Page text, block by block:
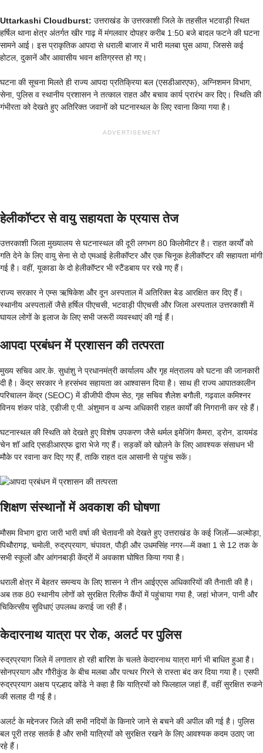
Uttarkashi Cloudburst: उत्तराखंड के उत्तरकाशी जिले के तहसील भटवाड़ी स्थित
हर्षिल थाना क्षेत्र अंतर्गत खीर गाढ़ में मंगलवार दोपहर करीब 1:50 बजे बादल फटने की घटना
सामने आई। इस प्राकृतिक आपदा से धराली बाजार में भारी मलबा घुस आया, जिससे कई
होटल, दुकानें और आवासीय भवन क्षतिग्रस्त हो गए।
घटना की सूचना मिलते ही राज्य आपदा प्रतिक्रिया बल (एसडीआरएफ), अग्निशमन विभाग,
सेना, पुलिस व स्थानीय प्रशासन ने तत्काल राहत और बचाव कार्य प्रारंभ कर दिए। स्थिति की
गंभीरता को देखते हुए अतिरिक्त जवानों को घटनास्थल के लिए रवाना किया गया है।
ADVERTISEMENT
हेलीकॉप्टर से वायु सहायता के प्रयास तेज
उत्तरकाशी जिला मुख्यालय से घटनास्थल की दूरी लगभग 80 किलोमीटर है। राहत कार्यों को
गति देने के लिए वायु सेना से दो एमआई हेलीकॉप्टर और एक चिनूक हेलीकॉप्टर की सहायता मांगी
गई है। वहीं, यूकाडा के दो हेलीकॉप्टर भी स्टैंडबाय पर रखे गए हैं।
राज्य सरकार ने एम्स ऋषिकेश और दून अस्पताल में अतिरिक्त बेड आरक्षित कर दिए हैं।
स्थानीय अस्पतालों जैसे हर्षिल पीएचसी, भटवाड़ी पीएचसी और जिला अस्पताल उत्तरकाशी में
घायल लोगों के इलाज के लिए सभी जरूरी व्यवस्थाएं की गई हैं।
आपदा प्रबंधन में प्रशासन की तत्परता
मुख्य सचिव आर.के. सुधांशु ने प्रधानमंत्री कार्यालय और गृह मंत्रालय को घटना की जानकारी
दी है। केंद्र सरकार ने हरसंभव सहायता का आश्वासन दिया है। साथ ही राज्य आपातकालीन
परिचालन केंद्र (SEOC) में डीजीपी दीपम सेठ, गृह सचिव शैलेश बगौली, गढ़वाल कमिश्नर
विनय शंकर पांडे, एडीजी ए.पी. अंशुमान व अन्य अधिकारी राहत कार्यों की निगरानी कर रहे हैं।
घटनास्थल की स्थिति को देखते हुए विशेष उपकरण जैसे थर्मल इमेजिंग कैमरा, ड्रोन, डायमंड
चेन शॉ आदि एसडीआरएफ द्वारा भेजे गए हैं। सड़कों को खोलने के लिए आवश्यक संसाधन भी
मौके पर रवाना कर दिए गए हैं, ताकि राहत दल आसानी से पहुंच सकें।
शिक्षण संस्थानों में अवकाश की घोषणा
मौसम विभाग द्वारा जारी भारी वर्षा की चेतावनी को देखते हुए उत्तराखंड के कई जिलों—अल्मोड़ा,
पिथौरागढ़, चमोली, रुद्रप्रयाग, चंपावत, पौड़ी और उधमसिंह नगर—में कक्षा 1 से 12 तक के
सभी स्कूलों और आंगनबाड़ी केंद्रों में अवकाश घोषित किया गया है।
धराली क्षेत्र में बेहतर समन्वय के लिए शासन ने तीन आईएएस अधिकारियों की तैनाती की है।
अब तक 80 स्थानीय लोगों को सुरक्षित रिलीफ कैंपों में पहुंचाया गया है, जहां भोजन, पानी और
चिकित्सीय सुविधाएं उपलब्ध कराई जा रही हैं।
केदारनाथ यात्रा पर रोक, अलर्ट पर पुलिस
रुद्रप्रयाग जिले में लगातार हो रही बारिश के चलते केदारनाथ यात्रा मार्ग भी बाधित हुआ है।
सोनप्रयाग और गौरीकुंड के बीच मलबा और पत्थर गिरने से रास्ता बंद कर दिया गया है। एसपी
रुद्रप्रयाग अक्षय प्रल्हाद कोंडे ने कहा है कि यात्रियों को फिलहाल जहां हैं, वहीं सुरक्षित रुकने
की सलाह दी गई है।
अलर्ट के मद्देनजर जिले की सभी नदियों के किनारे जाने से बचने की अपील की गई है। पुलिस
बल पूरी तरह सतर्क है और सभी यात्रियों को सुरक्षित रखने के लिए आवश्यक कदम उठाए जा
रहे हैं।